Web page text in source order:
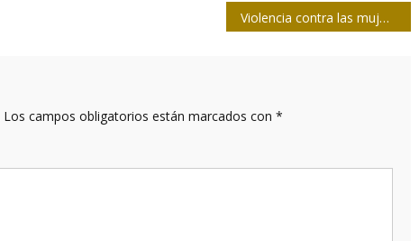
Violencia contra las mujeres cubanas: una espiral que no cesa
Los campos obligatorios están marcados con *